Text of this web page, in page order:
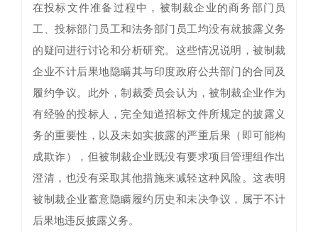
在投标文件准备过程中，被制裁企业的商务部门员
工、投标部门员工和法务部门员工均没有就披露义务
的疑问进行讨论和分析研究。这些情况说明，被制裁
企业不计后果地隐瞒其与印度政府公共部门的合同及
履约争议。此外，制裁委员会认为，被制裁企业作为
有经验的投标人，完全知道招标文件所规定的披露义
务的重要性，以及未如实披露的严重后果（即可能构
成欺诈），但被制裁企业既没有要求项目管理组作出
澄清，也没有采取其他措施来减轻这种风险。这表明
被制裁企业蓄意隐瞒履约历史和未决争议，属于不计
后果地违反披露义务。